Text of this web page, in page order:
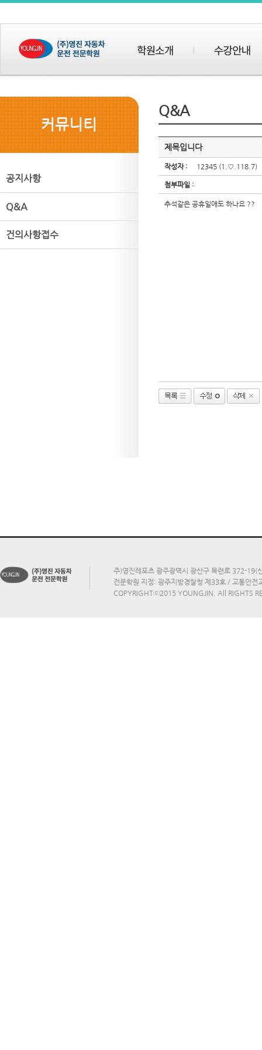
커뮤니티
공지사항
Q&A
건의사항접수
Q&A
제목입니다
작성자 : 12345 (1.♡.118.7)
첨부파일 :
추석같은 공휴일애도 하나요 ??
주)영진레포츠 광주광역시 광산구 목련로 372-
전문학원 지정: 광주지방경찰청 제33호 / 교통안전
COPYRIGHTⓒ2015 YOUNGJIN. All RIGHTS